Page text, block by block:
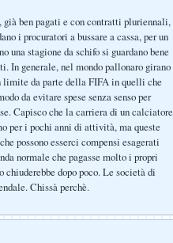
ben pagati e con contratti pluriennali,
i procuratori a bussare a cassa, per un
una stagione da schifo si guardano bene
In generale, nel mondo pallonaro girano
limite da parte della FIFA in quelli che
da evitare spese senza senso per
Capisco che la carriera di un calciatore
per i pochi anni di attività, ma queste
possono esserci compensi esagerati
normale che pagasse molto i propri
chiuderebbe dopo poco. Le società di
Chissà perchè.